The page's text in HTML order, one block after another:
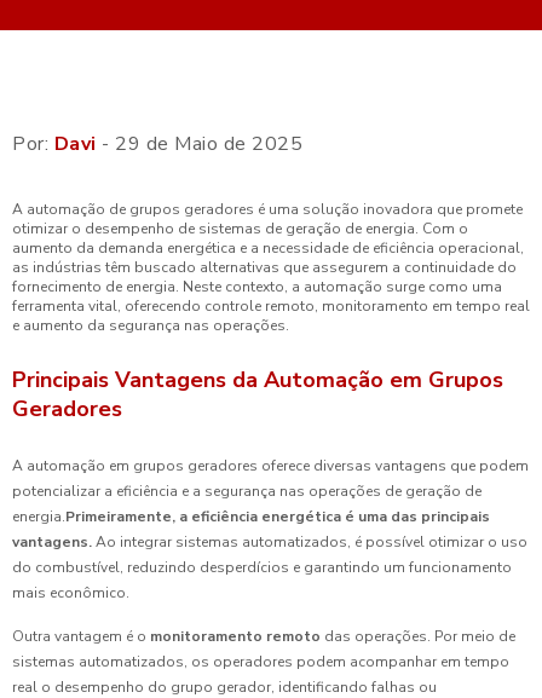
Por: Davi - 29 de Maio de 2025
A automação de grupos geradores é uma solução inovadora que promete
otimizar o desempenho de sistemas de geração de energia. Com o
aumento da demanda energética e a necessidade de eficiência operacional,
as indústrias têm buscado alternativas que assegurem a continuidade do
fornecimento de energia. Neste contexto, a automação surge como uma
ferramenta vital, oferecendo controle remoto, monitoramento em tempo real
e aumento da segurança nas operações.
Principais Vantagens da Automação em Grupos
Geradores
A automação em grupos geradores oferece diversas vantagens que podem
potencializar a eficiência e a segurança nas operações de geração de
energia.Primeiramente, a eficiência energética é uma das principais
vantagens.Ao integrar sistemas automatizados, é possível otimizar o uso
do combustível, reduzindo desperdícios e garantindo um funcionamento
mais econômico.
Outra vantagem é o monitoramento remoto das operações. Por meio de
sistemas automatizados, os operadores podem acompanhar em tempo
real o desempenho do grupo gerador, identificando falhas ou